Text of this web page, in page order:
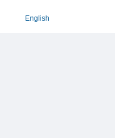
English